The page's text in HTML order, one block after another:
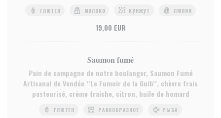
ГЛЮТЕН МОЛОКО КУНЖУТ ЛЮПИН
19,00 EUR
Saumon fumé
Pain de campagne de notre boulanger, Saumon Fumé
Artisanal de Vendée ‘‘Le Fumoir de la Guib’’, chèvre frais
pasteurisé, crème fraiche, citron, huile de homard
ГЛЮТЕН РАКООБРАЗНОЕ РЫБА